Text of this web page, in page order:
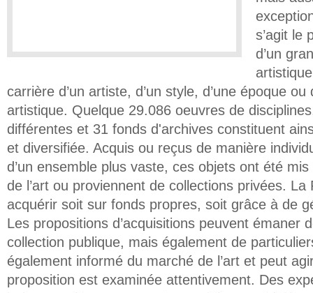
s’agit le
d’un
carrière d’un artiste, d’un style, d’une époque ou
artistique. Quelque 29.086 oeuvres de
différentes et 31 fonds d'archives constituent
et diversifiée. Acquis ou reçus de manière
d’un ensemble plus vaste, ces objets ont été
de l’art ou proviennent de collections privées. La
acquérir soit sur fonds propres, soit grâce à de
Les propositions d’acquisitions peuvent émaner
collection publique, mais également de
également informé du marché de l’art et peut
proposition est examinée attentivement. Des